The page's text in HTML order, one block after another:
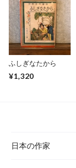
ふしぎなたから
¥1,320
日本の作家